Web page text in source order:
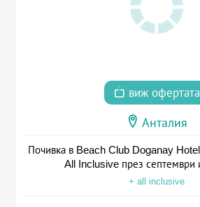
виж офертата
Анталия
Почивка в Beach Club Doganay
All Inclusive през септември
+ all inclusive